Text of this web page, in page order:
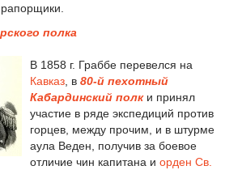
полка
В 1858 г. Граббе перевелся на
Кавказ , в 80-й пехотный
Кабардинский полки принял
участие в ряде экспедиций против
горцев, между прочим, и в штурме
аула Веден, получив за боевое
отличие чин капитана и орден Св.